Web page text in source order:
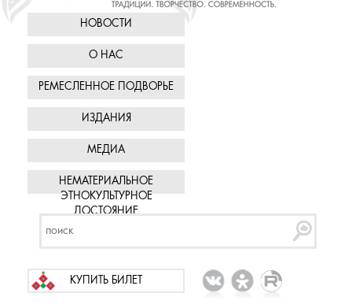
НОВОСТИ
О НАС
РЕМЕСЛЕННОЕ ПОДВОРЬЕ
ИЗДАНИЯ
МЕДИА
НЕМАТЕРИАЛЬНОЕ
ЭТНОКУЛЬТУРНОЕ
ДОСТОЯНИЕ
КУПИТЬ БИЛЕТ